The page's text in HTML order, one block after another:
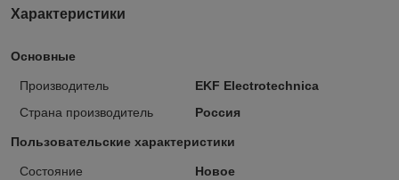
Характеристики
Основные
Производитель
EKF Electrotechnica
Страна производитель
Россия
Пользовательские характеристики
Состояние
Новое